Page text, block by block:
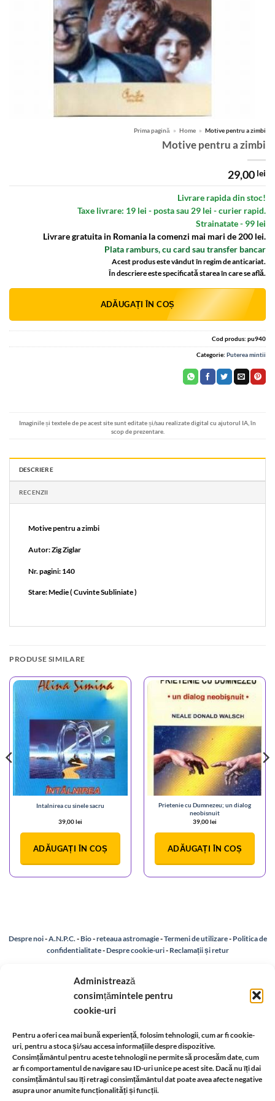
Administrează
consimțămintele pentru
cookie-uri
Pentru a oferi cea mai bună experiență, folosim tehnologii, cum ar fi cookie-
uri, pentru a stoca și/sau accesa informațiile despre dispozitive.
Consimțământul pentru aceste tehnologii ne permite să procesăm date, cum
ar fi comportamentul de navigare sau ID-uri unice pe acest site. Dacă nu îți dai
consimțământul sau îți retragi consimțământul dat poate avea afecte negative
asupra unor anumite funcționalități și funcții.
Prima pagină » Home » Motive pentru a zimbi
Motive pentru a zimbi
29,00 lei
Livrare rapida din stoc!
Taxe livrare: 19 lei - posta sau 29 lei - curier rapid.
Strainatate - 99 lei
Livrare gratuita in Romania la comenzi mai mari de 200 lei.
Plata ramburs, cu card sau transfer bancar
Acest produs este vândut în regim de anticariat.
În descriere este specificată starea în care se află.
ADĂUGAȚI ÎN COȘ
Cod produs: pu940
Categorie: Puterea mintii
Imaginile și textele de pe acest site sunt editate și/sau realizate digital cu ajutorul IA, în
scop de prezentare.
DESCRIERE
RECENZII
Motive pentru a zimbi
Autor: Zig Ziglar
Nr. pagini: 140
Stare: Medie ( Cuvinte Subliniate )
PRODUSE SIMILARE
Intalnirea cu sinele sacru
39,00lei
ADĂUGAȚI ÎN COȘ
Prietenie cu Dumnezeu; un dialog
neobisnuit
39,00lei
ADĂUGAȚI ÎN COȘ
Despre noi-A.N.P.C.-Bio-reteaua astromagie-Termeni de utilizare- Politica de
confidentialitate-Despre cookie-uri- Reclamații și retur
Politica de rezolvare a reclamatiilor -
Identificare firma
Informatii legale: